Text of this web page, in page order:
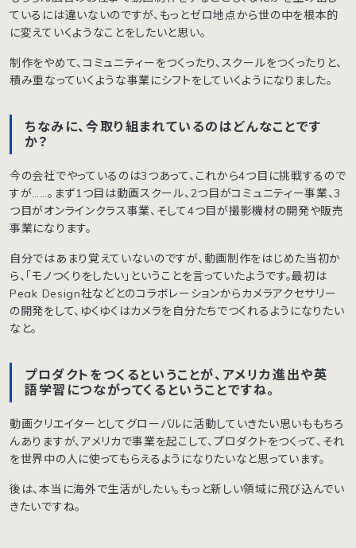
ているには違いないのですが、もっとゼロ地点から世の中を根本的
に変えていくようなことをしたいと思い。
制作をやめて、コミュニティーをつくったり、スクールをつくったりと、
積み重なっていくような事業にシフトをしていくようになりました。
ちなみに、今取り組まれているのはどんなことです
か？
今の会社でやっているのは3つあって、これから4つ目に挑戦するので
すが……。まず1つ目は動画スクール、2つ目がコミュニティー事業、3
つ目がオンラインクラス事業、そして4つ目が撮影機材の開発や販売
事業になります。
自分ではあまり覚えていないのですが、動画制作をはじめた当初か
ら、「モノつくりをしたい」ということを言っていたようです。最初は
Peak Design社などとのコラボレーションからカメラアクセサリー
の開発をして、ゆくゆくはカメラを自分たちでつくれるようになりたい
なと。
プロダクトをつくるということが、アメリカ進出や英
語学習につながってくるということですね。
動画クリエイターとしてグローバルに活動していきたい思いももちろ
んありますが、アメリカで事業を起こして、プロダクトをつくって、それ
を世界中の人に使ってもらえるようになりたいなと思っています。
後は、本当に海外で生活がしたい。もっと新しい領域に飛び込んでい
きたいですね。